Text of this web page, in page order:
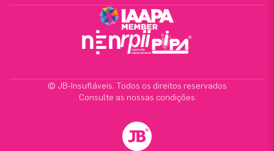
© JB-Insufláveis. Todos os direitos reservados
Consulte as nossas condições